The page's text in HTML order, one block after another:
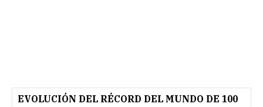
EVOLUCIÓN DEL RÉCORD DEL MUNDO DE 100